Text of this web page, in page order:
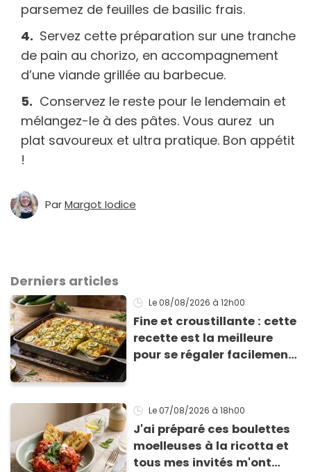
parsemez de feuilles de basilic frais.
Servez cette préparation sur une tranche
de pain au chorizo, en accompagnement
d’une viande grillée au barbecue.
Conservez le reste pour le lendemain et
mélangez-le à des pâtes. Vous aurez un
plat savoureux et ultra pratique. Bon appétit
!
ParMargot Iodice
Derniers articles
Le 08/08/2026 à 12h00
Fine et croustillante : cette
recette est la meilleure
pour se régaler facilement
Le 07/08/2026 à 18h00
J'ai préparé ces boulettes
moelleuses à la ricotta et
tous mes invités m'ont